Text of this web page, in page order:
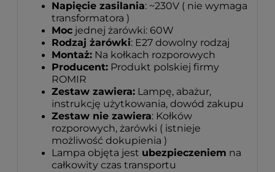
Napięcie zasilania: ~230V ( nie wymaga
transformatora )
Moc jednej żarówki: 60W
Rodzaj żarówki: E27 dowolny rodzaj
Montaż: Na kołkach rozporowych
Producent: Produkt polskiej firmy
ROMIR
Zestaw zawiera: Lampę, abażur,
instrukcję użytkowania, dowód zakupu
Zestaw nie zawiera: Kołków
rozporowych, żarówki ( istnieje
możliwość dokupienia )
Lampa objęta jest ubezpieczeniem na
całkowity czas transportu